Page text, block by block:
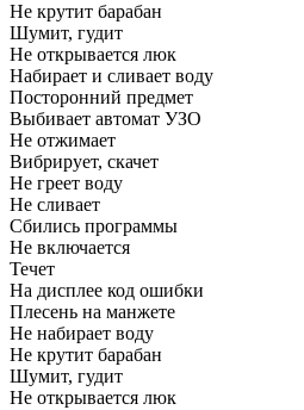
Не крутит барабан
Шумит, гудит
Не открывается люк
Набирает и сливает воду
Посторонний предмет
Выбивает автомат УЗО
Не отжимает
Вибрирует, скачет
Не греет воду
Не сливает
Сбились программы
Не включается
Течет
На дисплее код ошибки
Плесень на манжете
Не набирает воду
Не крутит барабан
Шумит, гудит
Не открывается люк